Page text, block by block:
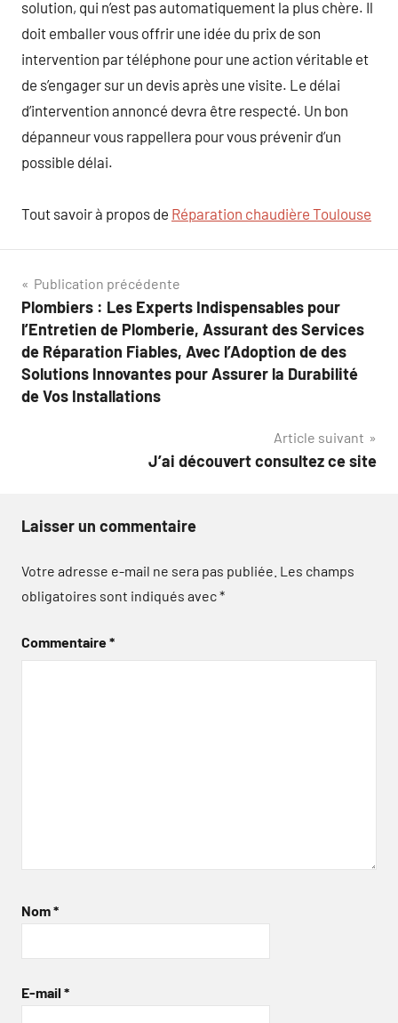
solution, qui n’est pas automatiquement la plus chère. Il
doit emballer vous offrir une idée du prix de son
intervention par téléphone pour une action véritable et
de s’engager sur un devis après une visite. Le délai
d’intervention annoncé devra être respecté. Un bon
dépanneur vous rappellera pour vous prévenir d’un
possible délai.
Tout savoir à propos de Réparation chaudière Toulouse
Navigation
de
l’article
Publication précédente
Plombiers : Les Experts Indispensables pour
l’Entretien de Plomberie, Assurant des Services
de Réparation Fiables, Avec l’Adoption de des
Solutions Innovantes pour Assurer la Durabilité
de Vos Installations
Article suivant
J’ai découvert consultez ce site
Laisser un commentaire
Votre adresse e-mail ne sera pas publiée. Les champs
obligatoires sont indiqués avec*
Commentaire*
Nom*
E-mail *